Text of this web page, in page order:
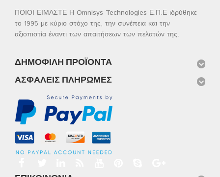
ΠΟΙΟΙ ΕΙΜΑΣΤΕ Η Omnisys Technologies Ε.Π.Ε ιδρύθηκε
το 1995 με κύριο στόχο της, την συνέπεια και την
αξιοπιστία έναντι των απαιτήσεων των πελατών της.
ΔΗΜΟΦΙΛΉ ΠΡΟΪΌΝΤΑ
ΑΣΦΑΛΕΊΣ ΠΛΗΡΩΜΈΣ